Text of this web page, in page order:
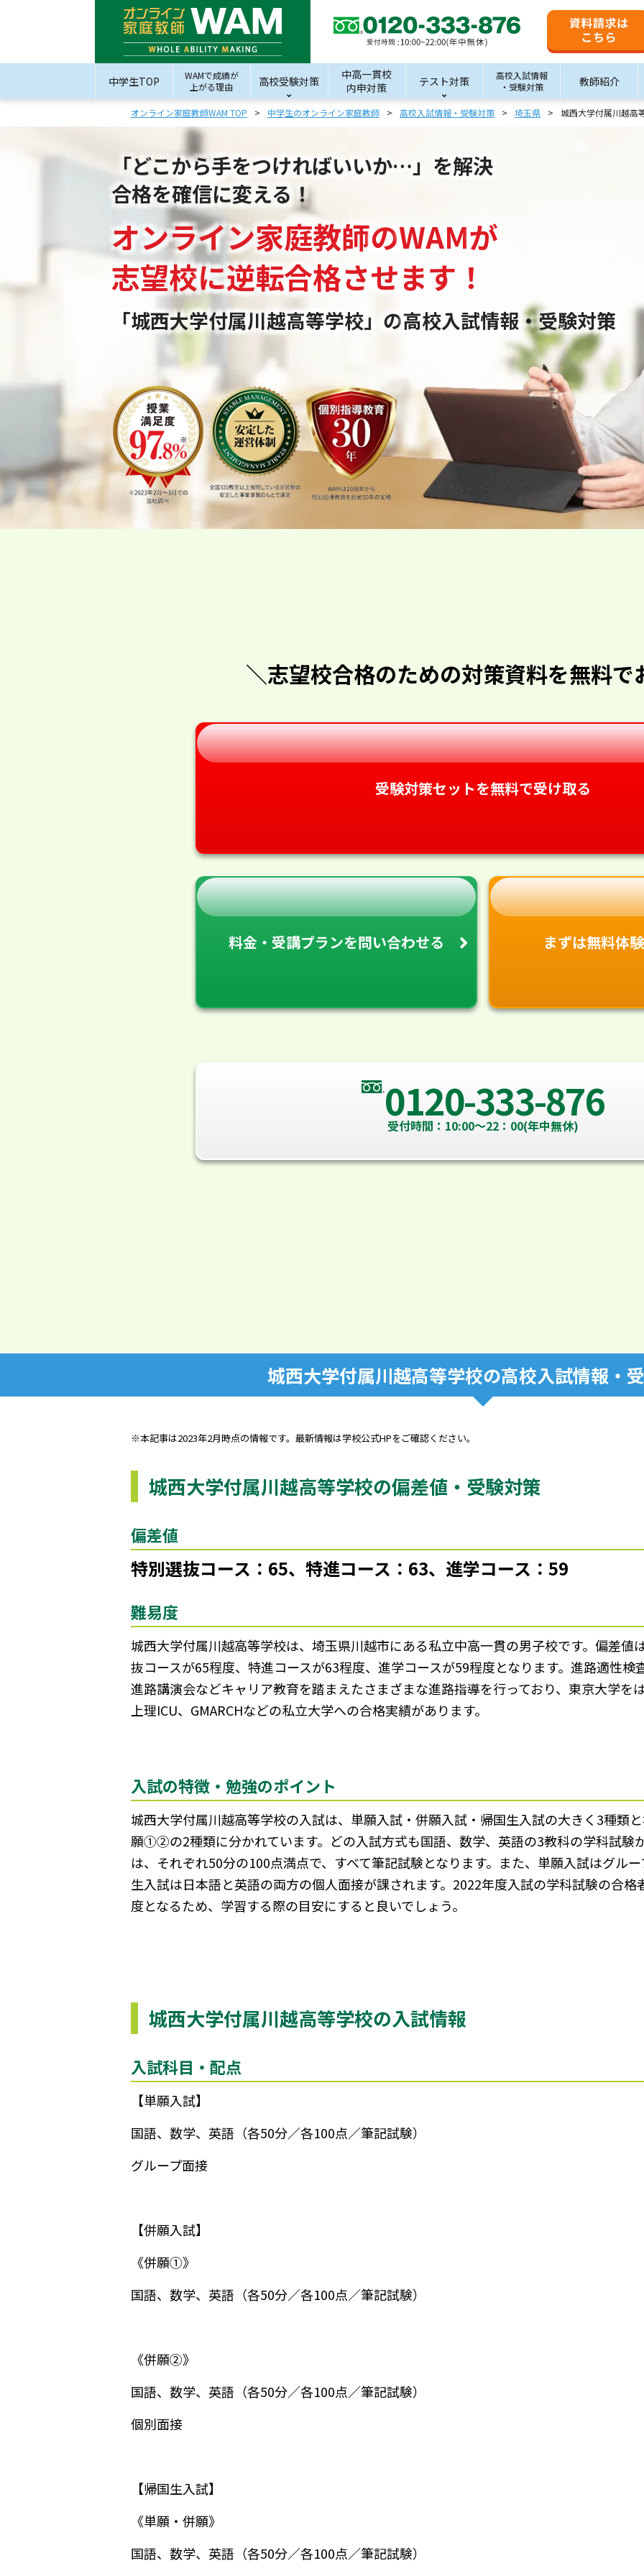
中学生TOP
WAMで成績が
上がる理由
高校受験対策
中高一貫校
内申対策
テスト対策
高校入試情報
・受験対策
教師紹介
オンライン家庭教師WAM TOP 中学生のオンライン家庭教師 高校入試情報・受験対策 埼玉県 城西大学付属川越高
「どこから手をつければいいか…」を解決
合格を確信に変える！
オンライン家庭教師のWAMが
志望校に逆転合格させます！
「城西大学付属川越高等学校」の高校入試情報・受験対策
＼志望校合格のための対策資料を無料で
受験対策セットを無料で受け取る
料金・受講プランを問い合わせる まずは無料体験
0120-333-876
受付時間：10:00～22：00(年中無休)
城西大学付属川越高等学校の高校入試情報・
※本記事は2023年2月時点の情報です。最新情報は学校公式HPをご確認ください。
城西大学付属川越高等学校の偏差値・受験対策
偏差値
特別選抜コース：65、特進コース：63、進学コース：59
難易度
城西大学付属川越高等学校は、埼玉県川越市にある私立中高一貫の男子校です。偏差値
抜コースが65程度、特進コースが63程度、進学コースが59程度となります。進路適性
進路講演会などキャリア教育を踏まえたさまざまな進路指導を行っており、東京大学を
上理ICU、GMARCHなどの私立大学への合格実績があります。
入試の特徴・勉強のポイント
城西大学付属川越高等学校の入試は、単願入試・併願入試・帰国生入試の大きく3種類
願①②の2種類に分かれています。どの入試方式も国語、数学、英語の3教科の学科試験
は、それぞれ50分の100点満点で、すべて筆記試験となります。また、単願入試はグル
生入試は日本語と英語の両方の個人面接が課されます。2022年度入試の学科試験の合
度となるため、学習する際の目安にすると良いでしょう。
城西大学付属川越高等学校の入試情報
入試科目・配点
【単願入試】
国語、数学、英語（各50分／各100点／筆記試験）
グループ面接
【併願入試】
《併願①》
国語、数学、英語（各50分／各100点／筆記試験）
《併願②》
国語、数学、英語（各50分／各100点／筆記試験）
個別面接
【帰国生入試】
《単願・併願》
国語、数学、英語（各50分／各100点／筆記試験）